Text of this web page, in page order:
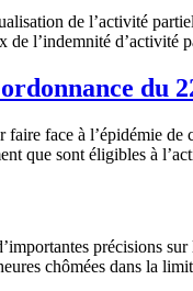
de l’activité
de l’indemnité
du
face à l’épidémie
que sont éligibles à
précisions
chômées dans la